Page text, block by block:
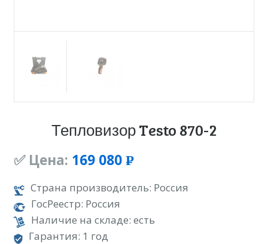
Тепловизор Testo 870-2
✅ Цена: 169 080 Р
УБ.
Страна производитель: Россия
ГосРеестр: Россия
Наличие на складе: есть
Гарантия: 1 год